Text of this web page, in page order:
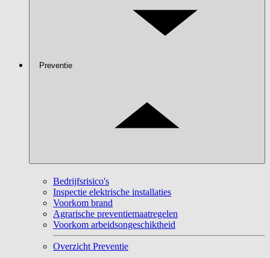
Preventie
Bedrijfsrisico's
Inspectie elektrische installaties
Voorkom brand
Agrarische preventiemaatregelen
Voorkom arbeidsongeschiktheid
Overzicht Preventie